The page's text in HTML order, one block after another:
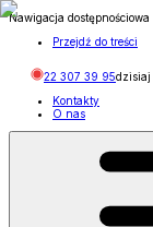
Nawigacja dostępnościowa
Przejdź do treści
22 307 39 95dzisiaj
Kontakty
O nas